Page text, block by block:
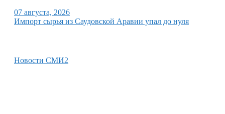
07 августа, 2026
Импорт сырья из Саудовской Аравии упал до нуля
Новости СМИ2